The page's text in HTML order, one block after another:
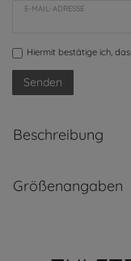
E-MAIL-ADRESSE
Hiermit bestätige ich,
Senden
Beschreibung
Größenangaben